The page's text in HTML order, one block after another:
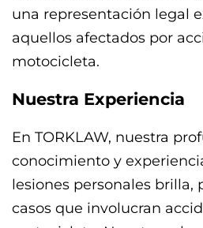
una representación legal
aquellos afectados por
motocicleta.
Nuestra Experiencia
En TORKLAW, nuestra
conocimiento y
lesiones personales
casos que involucran